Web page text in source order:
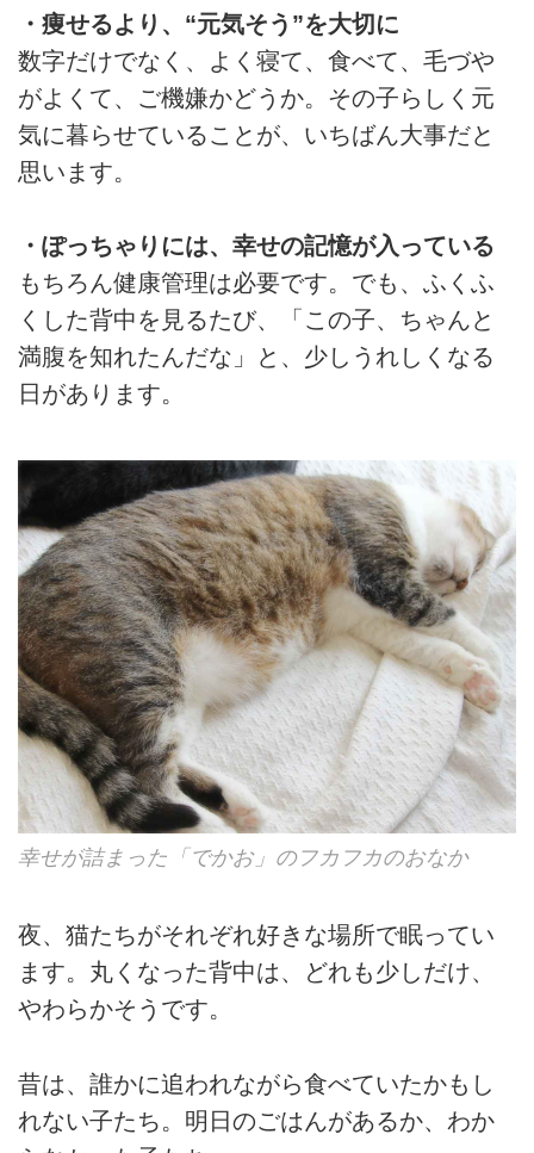
・痩せるより、“元気そう”を大切に
数字だけでなく、よく寝て、食べて、毛づや
がよくて、ご機嫌かどうか。その子らしく元
気に暮らせていることが、いちばん大事だと
思います。
・ぽっちゃりには、幸せの記憶が入っている
もちろん健康管理は必要です。でも、ふくふ
くした背中を見るたび、「この子、ちゃんと
満腹を知れたんだな」と、少しうれしくなる
日があります。
幸せが詰まった「でかお」のフカフカのおなか
夜、猫たちがそれぞれ好きな場所で眠ってい
ます。丸くなった背中は、どれも少しだけ、
やわらかそうです。
昔は、誰かに追われながら食べていたかもし
れない子たち。明日のごはんがあるか、わか